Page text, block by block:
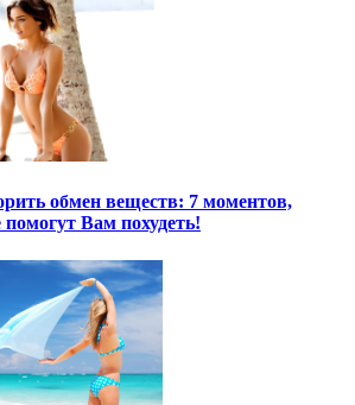
обмен веществ: 7 моментов,
Вам похудеть!